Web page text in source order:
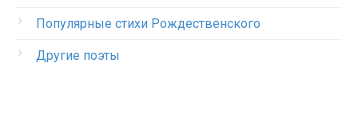
Популярные стихи Рождественского
Другие поэты